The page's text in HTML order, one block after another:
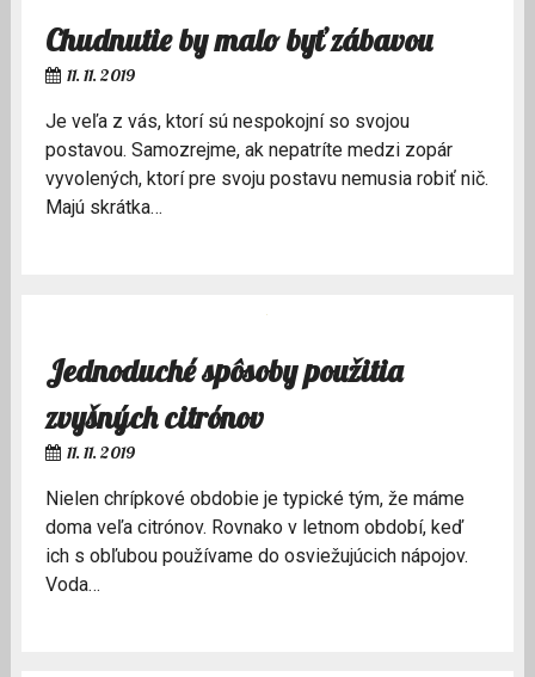
Chudnutie by malo byť zábavou
11. 11. 2019
Je veľa z vás, ktorí sú nespokojní so svojou
postavou. Samozrejme, ak nepatríte medzi zopár
vyvolených, ktorí pre svoju postavu nemusia robiť nič.
Majú skrátka…
Jednoduché spôsoby použitia
zvyšných citrónov
11. 11. 2019
Nielen chrípkové obdobie je typické tým, že máme
doma veľa citrónov. Rovnako v letnom období, keď
ich s obľubou používame do osviežujúcich nápojov.
Voda…